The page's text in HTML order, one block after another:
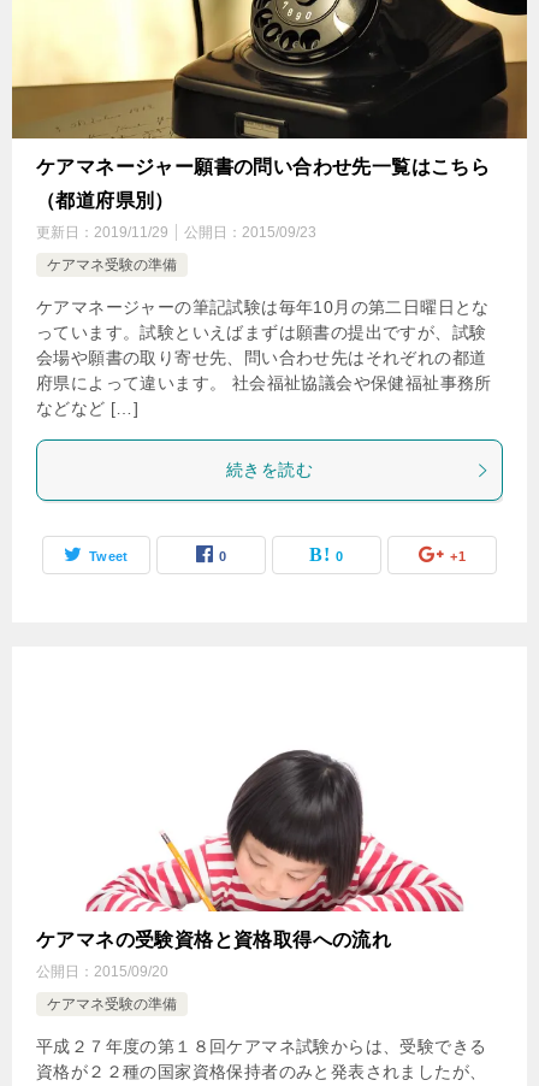
ケアマネージャー願書の問い合わせ先一覧はこちら
（都道府県別）
更新日： 2019/11/29 公開日： 2015/09/23
ケアマネ受験の準備
ケアマネージャーの筆記試験は毎年10月の第二日曜日とな
っています。試験といえばまずは願書の提出ですが、試験
会場や願書の取り寄せ先、問い合わせ先はそれぞれの都道
府県によって違います。 社会福祉協議会や保健福祉事務所
などなど […]
続きを読む
Tweet 0 0 +1
ケアマネの受験資格と資格取得への流れ
公開日： 2015/09/20
ケアマネ受験の準備
平成２７年度の第１８回ケアマネ試験からは、受験できる
資格が２２種の国家資格保持者のみと発表されましたが、